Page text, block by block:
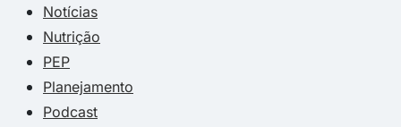
Notícias
Nutrição
PEP
Planejamento
Podcast